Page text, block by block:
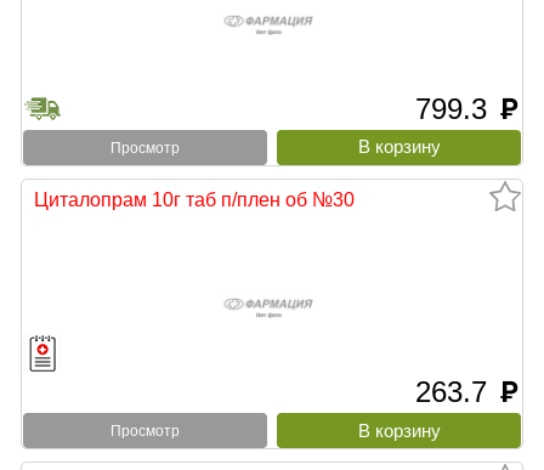
799.3 руб
Просмотр
Циталопрам 10г таб п/плен об №30
263.7 руб
Просмотр